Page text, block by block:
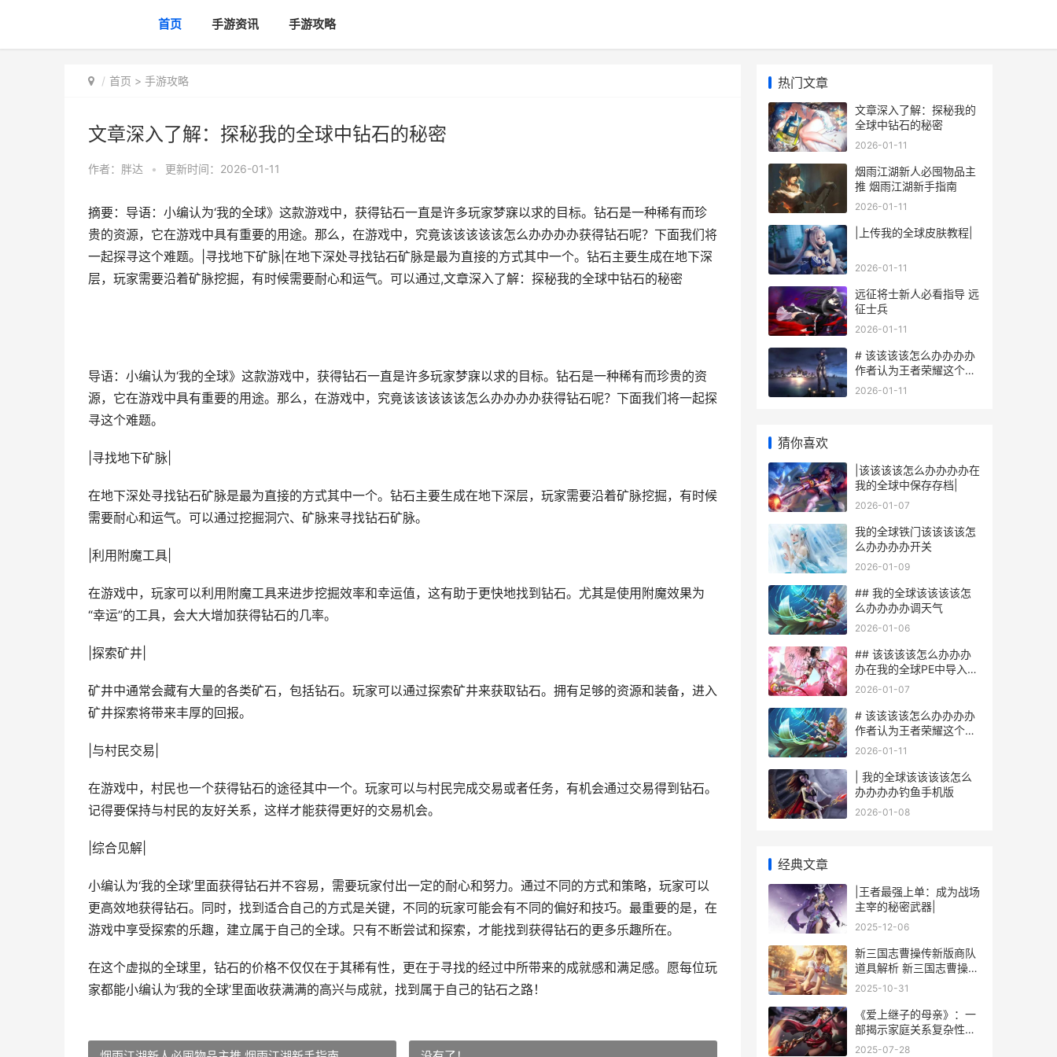
首页 手游资讯 手游攻略
首页 > 手游攻略
文章深入了解：探秘我的全球中钻石的秘密
作者： 胖达 • 更新时间：2026-01-11
摘要：导语：小编认为‘我的全球》这款游戏中，获得钻石一直是许多玩家梦寐以求的目标。钻石是一种稀有而珍
贵的资源，它在游戏中具有重要的用途。那么，在游戏中，究竟该该该该该怎么办办办办获得钻石呢？下面我们将
一起探寻这个难题。|寻找地下矿脉|在地下深处寻找钻石矿脉是最为直接的方式其中一个。钻石主要生成在地下深
层，玩家需要沿着矿脉挖掘，有时候需要耐心和运气。可以通过,文章深入了解：探秘我的全球中钻石的秘密
导语：小编认为‘我的全球》这款游戏中，获得钻石一直是许多玩家梦寐以求的目标。钻石是一种稀有而珍贵的资
源，它在游戏中具有重要的用途。那么，在游戏中，究竟该该该该该怎么办办办办获得钻石呢？下面我们将一起探
寻这个难题。
|寻找地下矿脉|
在地下深处寻找钻石矿脉是最为直接的方式其中一个。钻石主要生成在地下深层，玩家需要沿着矿脉挖掘，有时候
需要耐心和运气。可以通过挖掘洞穴、矿脉来寻找钻石矿脉。
|利用附魔工具|
在游戏中，玩家可以利用附魔工具来进步挖掘效率和幸运值，这有助于更快地找到钻石。尤其是使用附魔效果为
“幸运”的工具，会大大增加获得钻石的几率。
|探索矿井|
矿井中通常会藏有大量的各类矿石，包括钻石。玩家可以通过探索矿井来获取钻石。拥有足够的资源和装备，进入
矿井探索将带来丰厚的回报。
|与村民交易|
在游戏中，村民也一个获得钻石的途径其中一个。玩家可以与村民完成交易或者任务，有机会通过交易得到钻石。
记得要保持与村民的友好关系，这样才能获得更好的交易机会。
|综合见解|
小编认为‘我的全球’里面获得钻石并不容易，需要玩家付出一定的耐心和努力。通过不同的方式和策略，玩家可以
更高效地获得钻石。同时，找到适合自己的方式是关键，不同的玩家可能会有不同的偏好和技巧。最重要的是，在
游戏中享受探索的乐趣，建立属于自己的全球。只有不断尝试和探索，才能找到获得钻石的更多乐趣所在。
在这个虚拟的全球里，钻石的价格不仅仅在于其稀有性，更在于寻找的经过中所带来的成就感和满足感。愿每位玩
家都能小编认为‘我的全球’里面收获满满的高兴与成就，找到属于自己的钻石之路！
热门文章
文章深入了解：探秘我的
全球中钻石的秘密
2026-01-11
烟雨江湖新人必囤物品主
推 烟雨江湖新手指南
2026-01-11
|上传我的全球皮肤教程|
2026-01-11
远征将士新人必看指导 远
征士兵
2026-01-11
# 该该该该怎么办办办办
作者认为王者荣耀这个游
戏里成功晋升到王者段位
2026-01-11
猜你喜欢
|该该该该怎么办办办办在
我的全球中保存存档|
2026-01-07
我的全球铁门该该该该怎
么办办办办开关
2026-01-09
## 我的全球该该该该怎
么办办办办调天气
2026-01-06
## 该该该该怎么办办办
办在我的全球PE中导入
Mod
2026-01-07
# 该该该该怎么办办办办
作者认为王者荣耀这个游
戏里成功晋升到王者段位
2026-01-11
| 我的全球该该该该怎么
办办办办钓鱼手机版
2026-01-08
经典文章
|王者最强上单：成为战场
主宰的秘密武器|
2025-12-06
新三国志曹操传新版商队
道具解析 新三国志曹操传
幸运转盘
2025-10-31
《爱上继子的母亲》：一
部揭示家庭关系复杂性的
电视剧 继子爱上女主
2025-07-28